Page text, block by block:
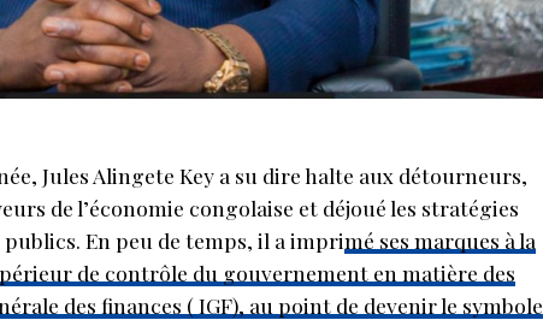
Jules Alingete Key a su dire halte aux détourneurs,
de l’économie congolaise et déjoué les stratégies
publics. En peu de temps, il a imprimé ses marques à la
de contrôle du gouvernement en matière des
des finances ( IGF), au point de devenir le symbole